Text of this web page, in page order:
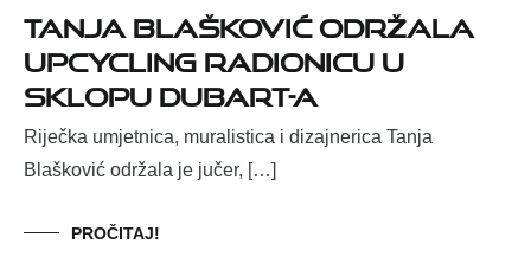
Tanja Blašković održala
upcycling radionicu u
sklopu DUBART-a
Riječka umjetnica, muralistica i dizajnerica Tanja
Blašković održala je jučer, […]
PROČITAJ!